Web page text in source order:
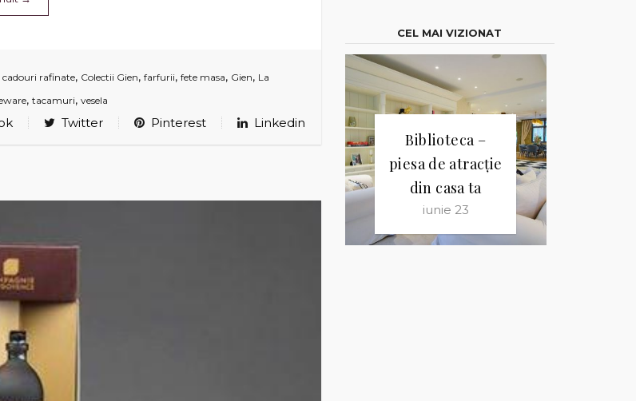
cadouri rafinate, Colectii Gien, farfurii, fete masa, Gien, La
, tacamuri, vesela
Twitter Pinterest Linkedin
CEL MAI VIZIONAT
Biblioteca –
piesa de atracție
din casa ta
iunie 23